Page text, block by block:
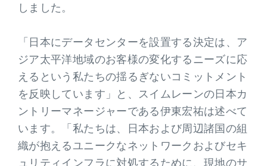
しました。
「日本にデータセンターを設置する決定は、ア
ジア太平洋地域のお客様の変化するニーズに応
えるという私たちの揺るぎないコミットメント
を反映しています」と、スイムレーンの日本カ
ントリーマネージャーである伊東宏祐は述べて
います。「私たちは、日本および周辺諸国の組
織が抱えるユニークなネットワークおよびセキ
ュリティインフラに対処するために、現地のサ